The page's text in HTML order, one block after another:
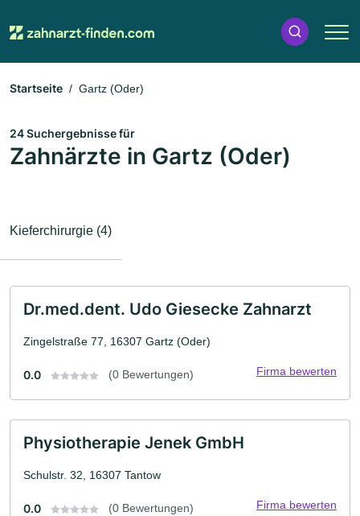
Startseite Gartz (Oder)
24 Suchergebnisse für
Zahnärzte in Gartz (Oder)
Kieferchirurgie (4)
Dr.med.dent. Udo Giesecke Zahnarzt
Zingelstraße 77, 16307 Gartz (Oder)
0.0 (0 Bewertungen) Firma bewerten
Physiotherapie Jenek GmbH
Schulstr. 32, 16307 Tantow
0.0 (0 Bewertungen) Firma bewerten